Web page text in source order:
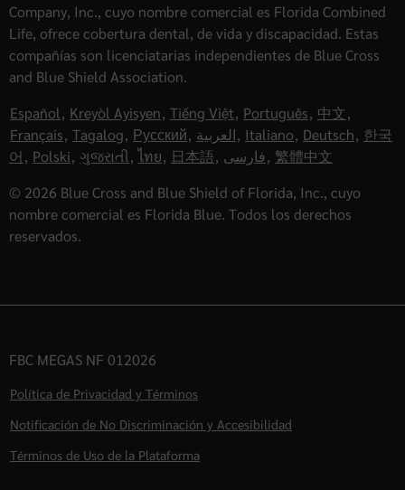
Company, Inc., cuyo nombre comercial es Florida Combined
Life, ofrece cobertura dental, de vida y discapacidad. Estas
compañías son licenciatarias independientes de Blue Cross
and Blue Shield Association.
Español, Kreyòl Ayisyen, Tiếng Việt, Português, 中文,
Français, Tagalog, Русский, العربية, Italiano, Deutsch, 한국
어, Polski, ગુજરાતી, ไทย, 日本語, فارسی, 繁體中文
© 2026 Blue Cross and Blue Shield of Florida, Inc., cuyo
nombre comercial es Florida Blue. Todos los derechos
reservados.
FBC MEGAS NF 012026
Política de Privacidad y Términos
Notificación de No Discriminación y Accesibilidad
Términos de Uso de la Plataforma